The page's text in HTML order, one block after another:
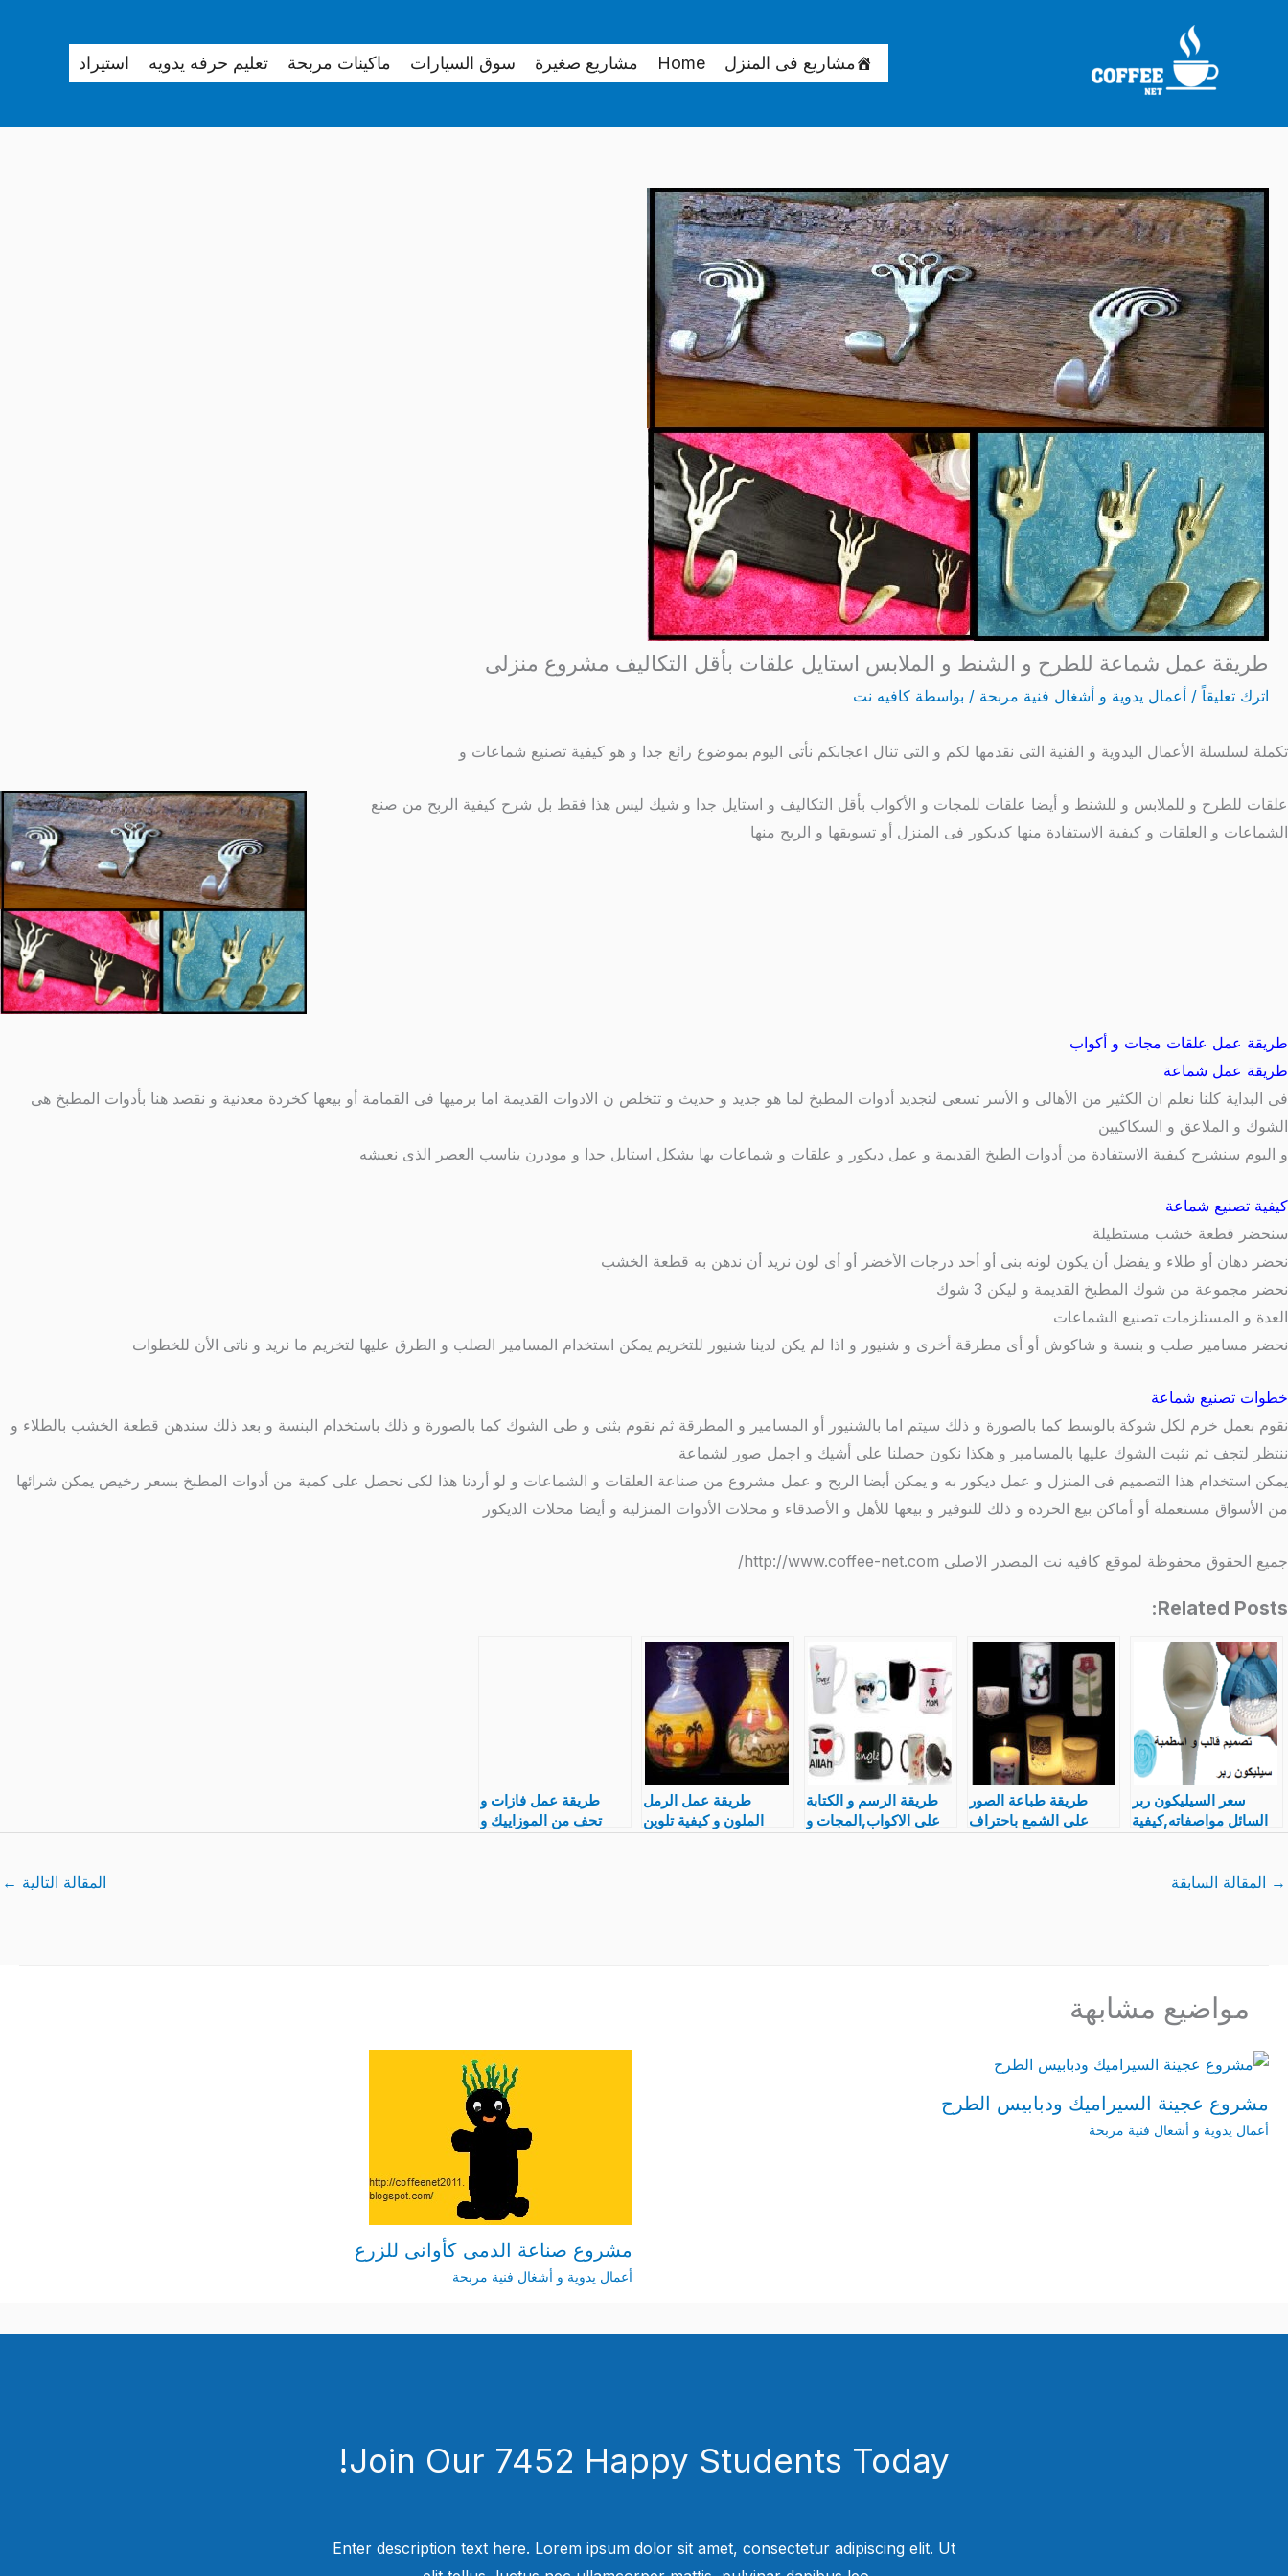
مشاريع فى المنزل Home مشاريع صغيرة سوق السيارات ماكينات مربحة تعليم حرفه يدويه استيراد
طريقة عمل شماعة للطرح و الشنط و الملابس استايل علقات بأقل التكاليف مشروع منزلى
اترك تعليقاً / أعمال يدوية و أشغال فنية مربحة / بواسطة كافيه نت
تكملة لسلسلة الأعمال اليدوية و الفنية التى نقدمها لكم و التى تنال اعجابكم نأتى اليوم بموضوع رائع جدا و هو كيفية تصنيع شماعات و
علقات للطرح و للملابس و للشنط و أيضا علقات للمجات و الأكواب بأقل التكاليف و استايل جدا و شيك ليس هذا فقط بل شرح كيفية الربح من صنع
الشماعات و العلقات و كيفية الاستفادة منها كديكور فى المنزل أو تسويقها و الربح منها
طريقة عمل علقات مجات و أكواب
طريقة عمل شماعة
فى البداية كلنا نعلم ان الكثير من الأهالى و الأسر تسعى لتجديد أدوات المطبخ لما هو جديد و حديث و تتخلص ن الادوات القديمة اما برميها فى القمامة أو بيعها كخردة معدنية و نقصد هنا بأدوات المطبخ هى
الشوك و الملاعق و السكاكيين
و اليوم سنشرح كيفية الاستفادة من أدوات الطبخ القديمة و عمل ديكور و علقات و شماعات بها بشكل استايل جدا و مودرن يناسب العصر الذى نعيشه
كيفية تصنيع شماعة
سنحضر قطعة خشب مستطيلة
نحضر دهان أو طلاء و يفضل أن يكون لونه بنى أو أحد درجات الأخضر أو أى لون نريد أن ندهن به قطعة الخشب
نحضر مجموعة من شوك المطبخ القديمة و ليكن 3 شوك
العدة و المستلزمات تصنيع الشماعات
نحضر مسامير صلب و بنسة و شاكوش أو أى مطرقة أخرى و شنيور و اذا لم يكن لدينا شنيور للتخريم يمكن استخدام المسامير الصلب و الطرق عليها لتخريم ما نريد و ناتى الأن للخطوات
خطوات تصنيع شماعة
نقوم بعمل خرم لكل شوكة بالوسط كما بالصورة و ذلك سيتم اما بالشنيور أو المسامير و المطرقة ثم نقوم بثنى و طى الشوك كما بالصورة و ذلك باستخدام البنسة و بعد ذلك سندهن قطعة الخشب بالطلاء و
ننتظر لتجف ثم نثبت الشوك عليها بالمسامير و هكذا نكون حصلنا على أشيك و اجمل صور لشماعة
يمكن استخدام هذا التصميم فى المنزل و عمل ديكور به و يمكن أيضا الربح و عمل مشروع من صناعة العلقات و الشماعات و لو أردنا هذا لكى نحصل على كمية من أدوات المطبخ بسعر رخيص يمكن شرائها
من الأسواق مستعملة أو أماكن بيع الخردة و ذلك للتوفير و بيعها للأهل و الأصدقاء و محلات الأدوات المنزلية و أيضا محلات الديكور
جميع الحقوق محفوظة لموقع كافيه نت المصدر الاصلى http://www.coffee-net.com/
Related Posts:
سعر السيليكون ربر
السائل مواصفاته,كيفية
طريقة طباعة الصور
على الشمع باحتراف
طريقة الرسم و الكتابة
على الاكواب,المجات و
طريقة عمل الرمل
الملون و كيفية تلوين
طريقة عمل فازات و
تحف من الموزاييك و
→ المقالة السابقة المقالة التالية ←
مواضيع مشابهة
مشروع عجينة السيراميك ودبابيس الطرح
أعمال يدوية و أشغال فنية مربحة
مشروع صناعة الدمى كأوانى للزرع
أعمال يدوية و أشغال فنية مربحة
Join Our 7452 Happy Students​ Today!
Enter description text here. Lorem ipsum dolor sit amet, consectetur adipiscing elit. Ut